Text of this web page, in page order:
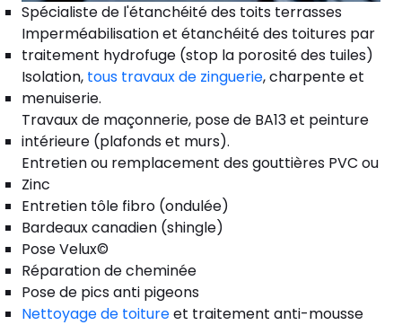
Spécialiste de l'étanchéité des toits terrasses
Imperméabilisation et étanchéité des toitures par
traitement hydrofuge (stop la porosité des tuiles)
Isolation, tous travaux de zinguerie, charpente et
menuiserie.
Travaux de maçonnerie, pose de BA13 et peinture
intérieure (plafonds et murs).
Entretien ou remplacement des gouttières PVC ou
Zinc
Entretien tôle fibro (ondulée)
Bardeaux canadien (shingle)
Pose Velux©
Réparation de cheminée
Pose de pics anti pigeons
Nettoyage de toitureet traitement anti-mousse